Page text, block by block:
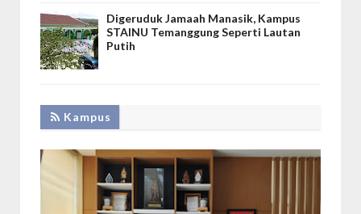
Digeruduk Jamaah Manasik, Kampus
STAINU Temanggung Seperti Lautan
Putih
Kampus